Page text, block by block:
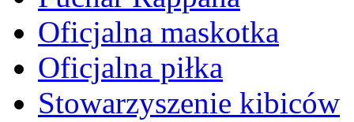
Oficjalna maskotka
Oficjalna piłka
Stowarzyszenie kibiców